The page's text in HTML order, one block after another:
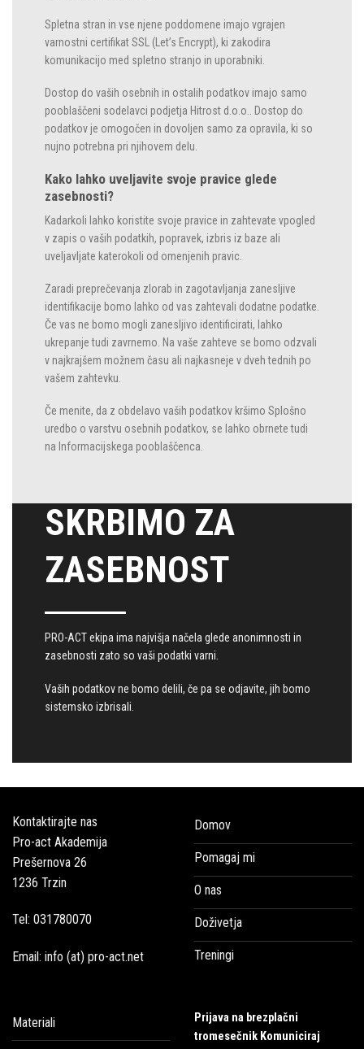
SKRBIMO ZA
ZASEBNOST
PRO-ACT ekipa ima najvišja načela glede anonimnosti in
zasebnosti zato so vaši podatki varni.
Vaših podatkov ne bomo delili, če pa se odjavite, jih bomo
sistemsko izbrisali.
Spletna stran in vse njene poddomene imajo vgrajen
varnostni certifikat SSL (Let’s Encrypt), ki zakodira
komunikacijo med spletno stranjo in uporabniki.
Dostop do vaših osebnih in ostalih podatkov imajo samo
pooblaščeni sodelavci podjetja Hitrost d.o.o.. Dostop do
podatkov je omogočen in dovoljen samo za opravila, ki so
nujno potrebna pri njihovem delu.
Kako lahko uveljavite svoje pravice glede
zasebnosti?
Kadarkoli lahko koristite svoje pravice in zahtevate vpogled
v zapis o vaših podatkih, popravek, izbris iz baze ali
uveljavljate katerokoli od omenjenih pravic.
Zaradi preprečevanja zlorab in zagotavljanja zanesljive
identifikacije bomo lahko od vas zahtevali dodatne podatke.
Če vas ne bomo mogli zanesljivo identificirati, lahko
ukrepanje tudi zavrnemo. Na vaše zahteve se bomo odzvali
v najkrajšem možnem času ali najkasneje v dveh tednih po
vašem zahtevku.
Če menite, da z obdelavo vaših podatkov kršimo Splošno
uredbo o varstvu osebnih podatkov, se lahko obrnete tudi
na Informacijskega pooblaščenca.
Kontaktirajte nas
Pro-act Akademija
Prešernova 26
1236 Trzin
Tel: 031780070
Email: info (at) pro-act.net
Domov
Pomagaj mi
O nas
Doživetja
Treningi
Materiali
Prijava na brezplačni
tromesečnik Komuniciraj